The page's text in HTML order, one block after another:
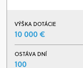
VÝŠKA DOTÁCIE
10 000 €
OSTÁVA DNÍ
100